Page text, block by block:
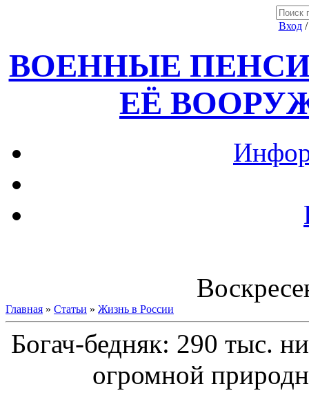
Вход
ВОЕННЫЕ
ЕЁ
Главная » Статьи » Жизнь в России
Богач-бедняк: 290 тыс.
огромной